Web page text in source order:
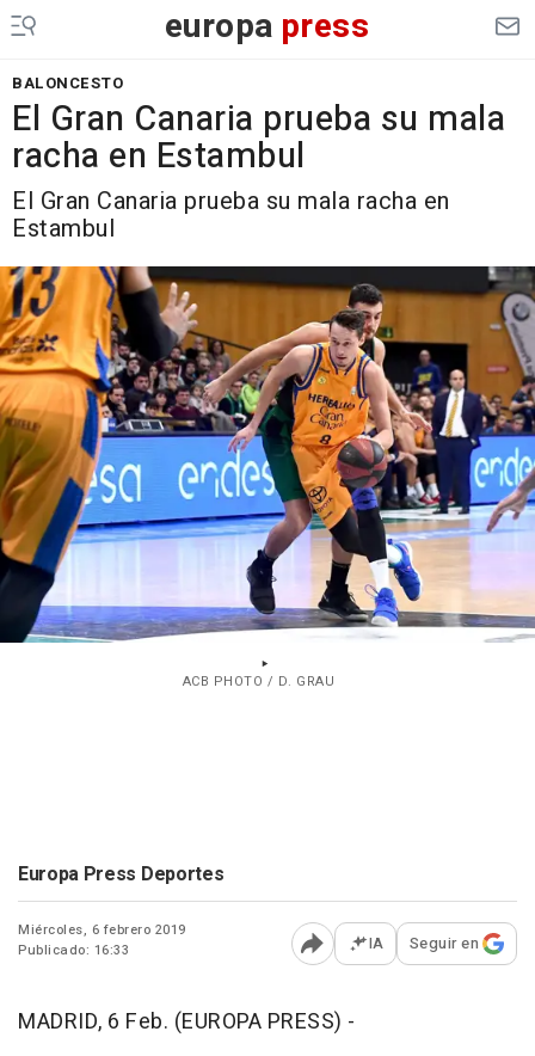
europa press
BALONCESTO
El Gran Canaria prueba su mala
racha en Estambul
El Gran Canaria prueba su mala racha en
Estambul
ACB PHOTO / D. GRAU
Europa Press Deportes
Miércoles, 6 febrero 2019
Publicado: 16:33
Abrir opciones para
IA Seguir en
MADRID, 6 Feb. (EUROPA PRESS) -